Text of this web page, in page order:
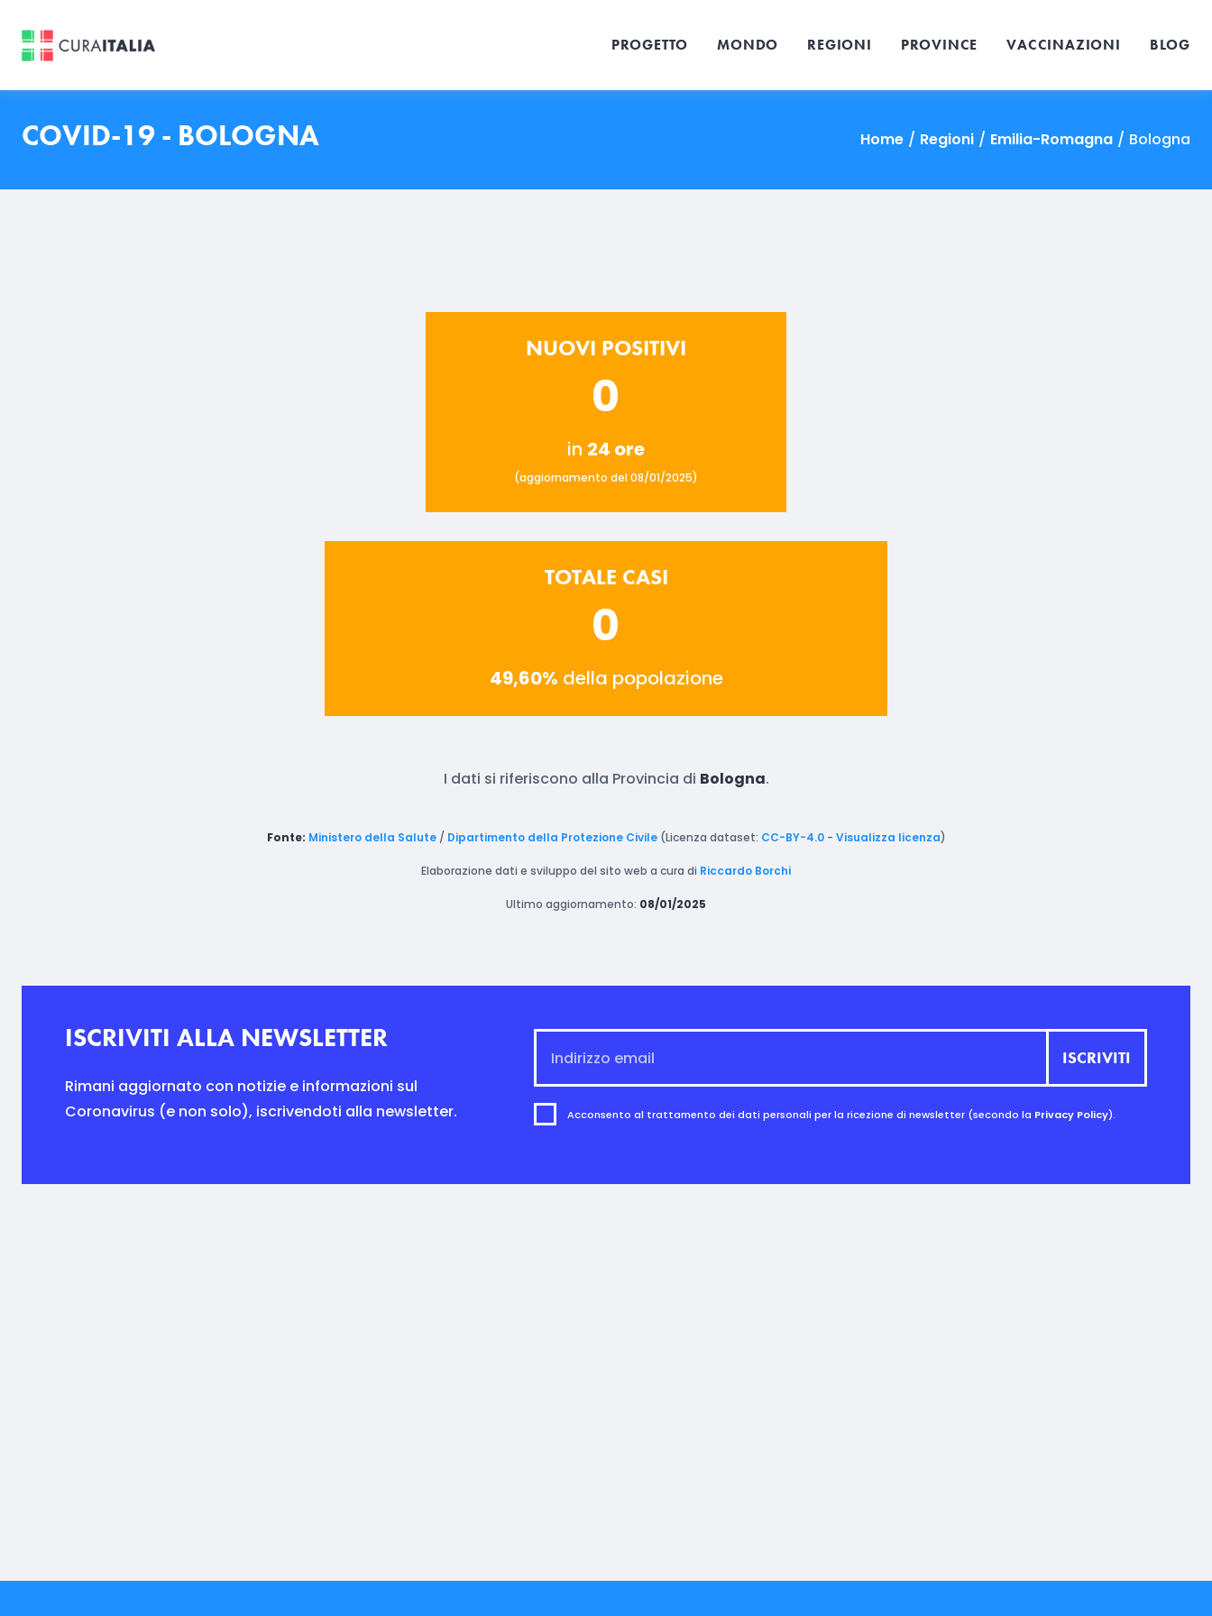
PROGETTO MONDO REGIONI PROVINCE VACCINAZIONI BLOG
COVID-19 - BOLOGNA Home / Regioni / Emilia-Romagna / Bologna
NUOVI POSITIVI
0
in 24 ore
(aggiornamento del 08/01/2025)
TOTALE CASI
0
49,60% della popolazione
I dati si riferiscono alla Provincia di Bologna.
Fonte: Ministero della Salute/ Dipartimento della Protezione Civile(Licenza dataset: CC-BY-4.0- Visualizza licenza)
Elaborazione dati e sviluppo del sito web a cura di Riccardo Borchi
Ultimo aggiornamento: 08/01/2025
ISCRIVITI ALLA NEWSLETTER
Rimani aggiornato con notizie e informazioni sul
Coronavirus (e non solo), iscrivendoti alla newsletter.
Acconsento al trattamento dei dati personali per la ricezione di newsletter (secondo la Privacy Policy).